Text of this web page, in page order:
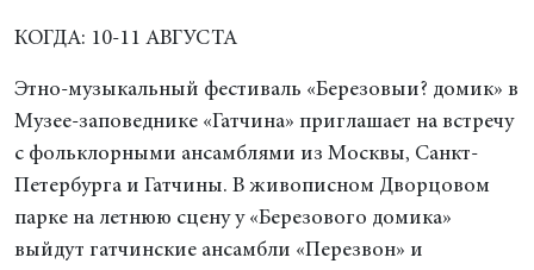
КОГДА: 10-11 АВГУСТА
Этно-музыкальный фестиваль «Березовыи? домик» в
Музее-заповеднике «Гатчина» приглашает на встречу
с фольклорными ансамблями из Москвы, Санкт-
Петербурга и Гатчины. В живописном Дворцовом
парке на летнюю сцену у «Березового домика»
выйдут гатчинские ансамбли «Перезвон» и